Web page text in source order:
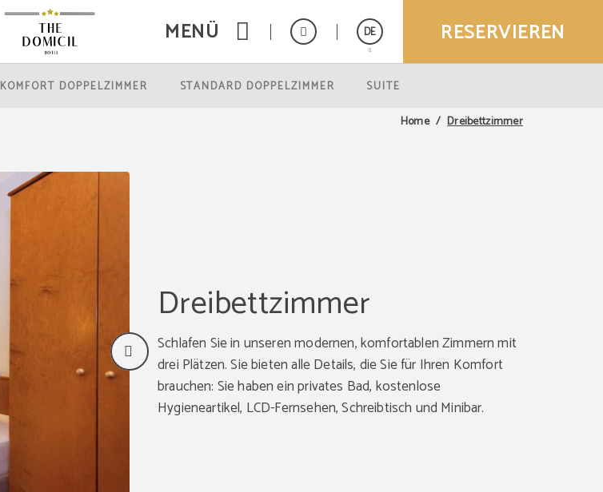
MENÜ DE
Español
RESERVIEREN
KOMFORT DOPPELZIMMER STANDARD DOPPELZIMMER SUITE
Home Dreibettzimmer
Dreibettzimmer
Schlafen Sie in unseren modernen, komfortablen Zimmern mit
drei Plätzen. Sie bieten alle Details, die Sie für Ihren Komfort
brauchen: Sie haben ein privates Bad, kostenlose
Hygieneartikel, LCD-Fernsehen, Schreibtisch und Minibar.